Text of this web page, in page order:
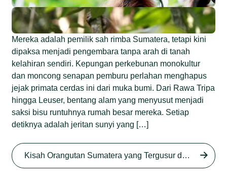
Sumatera di Rawa Tripa
Junaidi Hanafiah 27 Agu 2025
Begini Modus Perburuan
Mereka adalah pemilik sah rimba Sumatera, tetapi kini
dipaksa menjadi pengembara tanpa arah di tanah
kelahiran sendiri. Kepungan perkebunan monokultur
dan moncong senapan pemburu perlahan menghapus
jejak primata cerdas ini dari muka bumi. Dari Rawa Tripa
hingga Leuser, bentang alam yang menyusut menjadi
saksi bisu runtuhnya rumah besar mereka. Setiap
detiknya adalah jeritan sunyi yang […]
Kisah Orangutan Sumatera yang Tergusur dari Rumah Sendiri series